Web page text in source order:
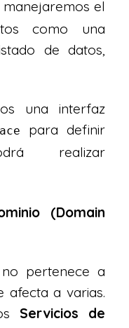
manejaremos el
como una
de datos,
una interfaz
para definir
realizar
(Domain
pertenece a
afecta a varias.
Servicios de